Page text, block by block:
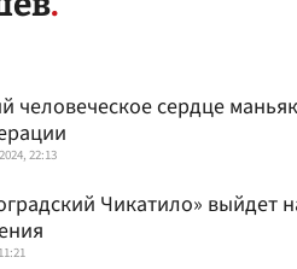
человеческое сердце
22:13
Чикатило» выйдет